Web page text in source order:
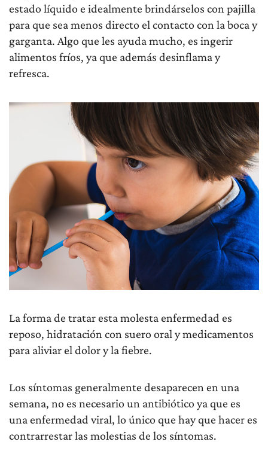
estado líquido e idealmente brindárselos con pajilla
para que sea menos directo el contacto con la boca y
garganta. Algo que les ayuda mucho, es ingerir
alimentos fríos, ya que además desinflama y
refresca.
La forma de tratar esta molesta enfermedad es
reposo, hidratación con suero oral y medicamentos
para aliviar el dolor y la fiebre.
Los síntomas generalmente desaparecen en una
semana, no es necesario un antibiótico ya que es
una enfermedad viral, lo único que hay que hacer es
contrarrestar las molestias de los síntomas.